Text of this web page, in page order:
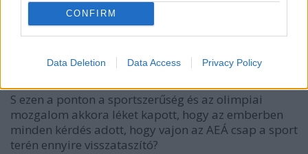
CONFIRM
Data Deletion Data Access Privacy Policy
(tengernyi), hányan rokkantak (Carl Lewis) le vagy
haltak meg idő előtt (FloJo)...
Persze az AEÁ sose lett kizárva az állami dopping
program miatt, csak minden más ország...
S ezen a ponton a sportszerűség és az olimpiai
mozgalom akkora léket kapott, hogy az emberben
minden kérdés adott, hogy vajon az AEÁ csap a sport
terén ennyire visszataszító?